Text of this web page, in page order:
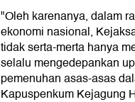
"Oleh karenanya, dalam
ekonomi nasional,
tidak serta-merta hanya
selalu mengedepankan
pemenuhan asas-asas
Kapuspenkum Kejagung